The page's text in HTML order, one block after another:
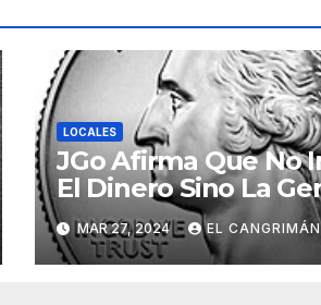
LOCALES
JGo Afirma Que No
El Dinero Sino La
Pregunta: «¿De
Tendrán Una
MAR 27, 2024 EL CANGRIMÁN